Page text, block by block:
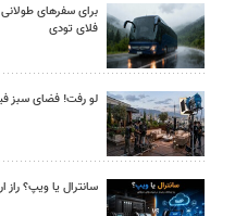
برای سفرهای
فلای تودی
لو رفت! فضای سبز
سانترال یا ویپ؟